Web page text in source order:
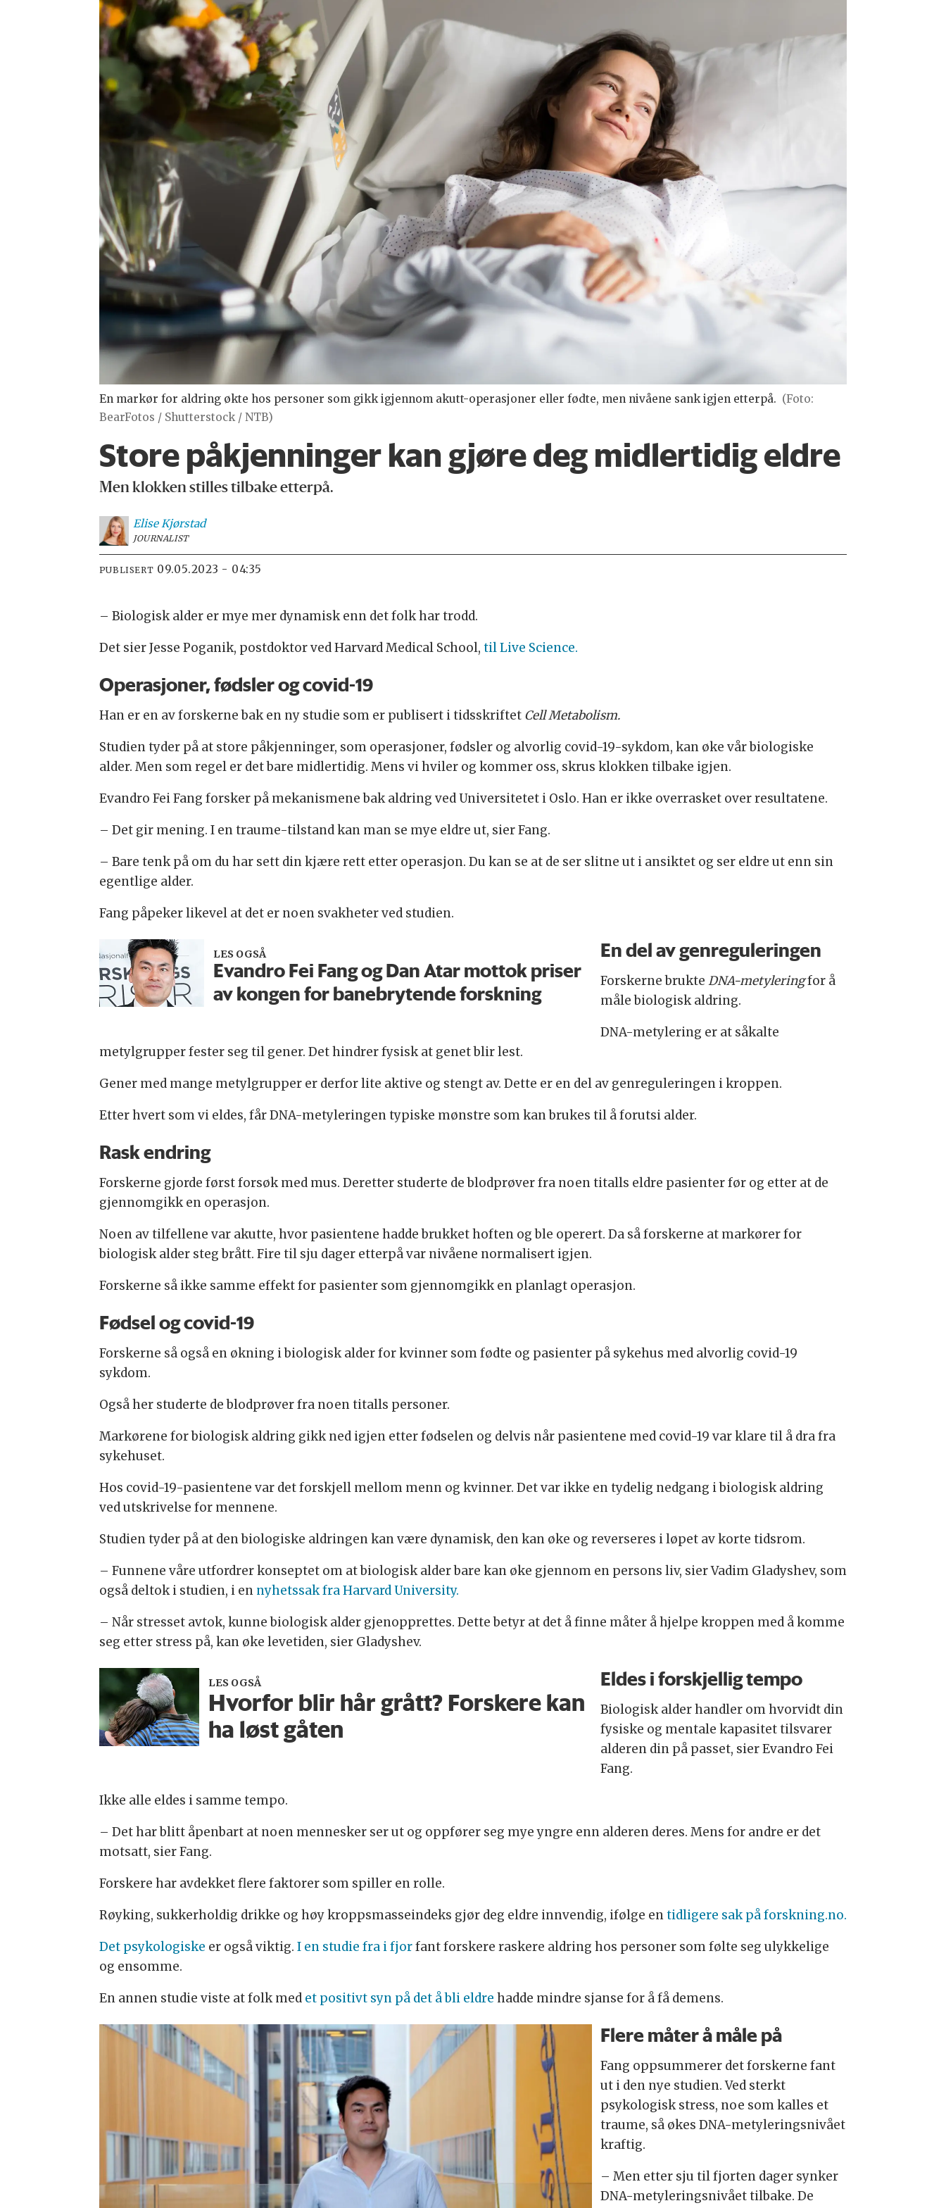
En markør for aldring økte hos personer som gikk igjennom akutt-operasjoner eller fødte, men nivåene sank igjen etterpå. (Foto:
BearFotos / Shutterstock / NTB)
Store påkjenninger kan gjøre deg midlertidig eldre
Men klokken stilles tilbake etterpå.
Elise Kjørstad
JOURNALIST
PUBLISERT 09.05.2023 - 04:35
– Biologisk alder er mye mer dynamisk enn det folk har trodd.
Det sier Jesse Poganik, postdoktor ved Harvard Medical School, til Live Science.
Operasjoner, fødsler og covid-19
Han er en av forskerne bak en ny studie som er publisert i tidsskriftet Cell Metabolism.
Studien tyder på at store påkjenninger, som operasjoner, fødsler og alvorlig covid-19-sykdom, kan øke vår biologiske
alder. Men som regel er det bare midlertidig. Mens vi hviler og kommer oss, skrus klokken tilbake igjen.
Evandro Fei Fang forsker på mekanismene bak aldring ved Universitetet i Oslo. Han er ikke overrasket over resultatene.
– Det gir mening. I en traume-tilstand kan man se mye eldre ut, sier Fang.
– Bare tenk på om du har sett din kjære rett etter operasjon. Du kan se at de ser slitne ut i ansiktet og ser eldre ut enn sin
egentlige alder.
Fang påpeker likevel at det er noen svakheter ved studien.
LES OGSÅ
Evandro Fei Fang og Dan Atar mottok priser
av kongen for banebrytende forskning
En del av genreguleringen
Forskerne brukteDNA-metyleringfor å
måle biologisk aldring.
DNA-metylering er at såkalte
metylgrupper fester seg til gener. Det hindrer fysisk at genet blir lest.
Gener med mange metylgrupper er derfor lite aktive og stengt av. Dette er en del av genreguleringen i kroppen.
Etter hvert som vi eldes, får DNA-metyleringen typiske mønstre som kan brukes til å forutsi alder.
Rask endring
Forskerne gjorde først forsøk med mus. Deretter studerte de blodprøver fra noen titalls eldre pasienter før og etter at de
gjennomgikk en operasjon.
Noen av tilfellene var akutte, hvor pasientene hadde brukket hoften og ble operert. Da så forskerne at markører for
biologisk alder steg brått. Fire til sju dager etterpå var nivåene normalisert igjen.
Forskerne så ikke samme effekt for pasienter som gjennomgikk en planlagt operasjon.
Fødsel og covid-19
Forskerne så også en økning i biologisk alder for kvinner som fødte og pasienter på sykehus med alvorlig covid-19
sykdom.
Også her studerte de blodprøver fra noen titalls personer.
Markørene for biologisk aldring gikk ned igjen etter fødselen og delvis når pasientene med covid-19 var klare til å dra fra
sykehuset.
Hos covid-19-pasientene var det forskjell mellom menn og kvinner. Det var ikke en tydelig nedgang i biologisk aldring
ved utskrivelse for mennene.
Studien tyder på at den biologiske aldringen kan være dynamisk, den kan øke og reverseres i løpet av korte tidsrom.
– Funnene våre utfordrer konseptet om at biologisk alder bare kan øke gjennom en persons liv, sier Vadim Gladyshev, som
også deltok i studien, i en nyhetssak fra Harvard University.
– Når stresset avtok, kunne biologisk alder gjenopprettes. Dette betyr at det å finne måter å hjelpe kroppen med å komme
seg etter stress på, kan øke levetiden, sier Gladyshev.
LES OGSÅ
Hvorfor blir hår grått? Forskere kan
ha løst gåten
Eldes i forskjellig tempo
Biologisk alder handler om hvorvidt din
fysiske og mentale kapasitet tilsvarer
alderen din på passet, sier Evandro Fei
Fang.
Ikke alle eldes i samme tempo.
– Det har blitt åpenbart at noen mennesker ser ut og oppfører seg mye yngre enn alderen deres. Mens for andre er det
motsatt, sier Fang.
Forskere har avdekket flere faktorer som spiller en rolle.
Røyking, sukkerholdig drikke og høy kroppsmasseindeks gjør deg eldre innvendig, ifølge entidligere sak på forskning.no.
Det psykologiske er også viktig. I en studie fra i fjorfant forskere raskere aldring hos personer som følte seg ulykkelige
og ensomme.
En annen studie viste at folk med et positivt syn på det å bli eldre hadde mindre sjanse for å få demens.
Flere måter å måle på
Fang oppsummerer det forskerne fant
ut i den nye studien. Ved sterkt
psykologisk stress, noe som kalles et
traume, så økes DNA-metyleringsnivået
kraftig.
– Men etter sju til fjorten dager synker
DNA-metyleringsnivået tilbake. De